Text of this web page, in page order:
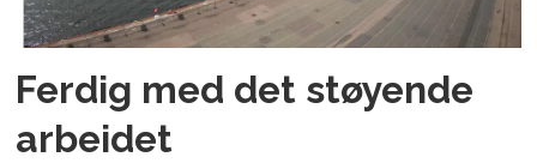
Ferdig med det støyende
arbeidet